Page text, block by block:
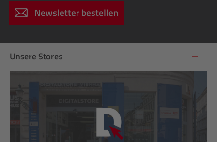
Newsletter bestellen
Unsere Stores